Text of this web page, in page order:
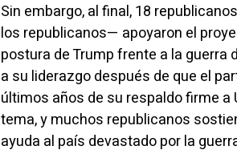
Sin embargo, al final, 18
los republicanos— apoyaron el
postura de Trump frente a la guerra
a su liderazgo después de que el
últimos años de su respaldo firme a
tema, y muchos republicanos
ayuda al país devastado por la